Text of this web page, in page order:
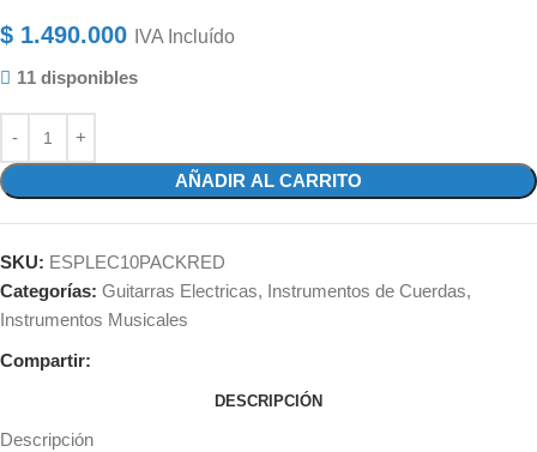
$ 1.490.000 IVA Incluído
11 disponibles
AÑADIR AL CARRITO
SKU: ESPLEC10PACKRED
Categorías: Guitarras Electricas, Instrumentos de Cuerdas,
Instrumentos Musicales
Compartir:
DESCRIPCIÓN
Descripción